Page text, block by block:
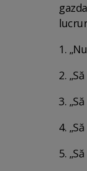
1.
2.
3.
4.
5.